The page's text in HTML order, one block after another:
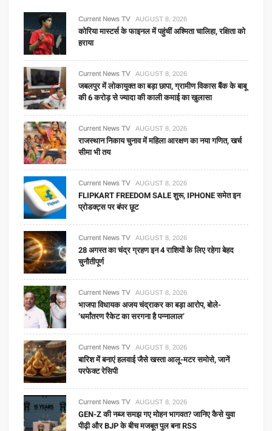
Current News TV AUGUST 8, 2026
कोरिया मास्टर्स के फाइनल में पहुंचीं अश्मिता चालिहा, रक्षिता को
हराया
Current News TV AUGUST 8, 2026
जबलपुर में लोकायुक्त का बड़ा छापा, ग्रामीण विकास बैंक के बाबू
की 6 करोड़ से ज्यादा की काली कमाई का खुलासा
Current News TV AUGUST 8, 2026
राजस्थान निकाय चुनाव में महिला आरक्षण का नया गणित, खर्च
सीमा भी तय
Current News TV AUGUST 8, 2026
FLIPKART FREEDOM SALE शुरू, IPHONE समेत इन
प्रोडक्ट्स पर बंपर छूट
Current News TV AUGUST 8, 2026
28 अगस्त का चंद्र ग्रहण इन 4 राशियों के लिए रहेगा बेहद
चुनौतीपूर्ण
Current News TV AUGUST 8, 2026
भाजपा विधायक अजय चंद्राकर का बड़ा आरोप, बोले-
‘धर्मांतरण रैकेट का सरगना है पन्नालाल’
Current News TV AUGUST 8, 2026
बारिश में बनाएं हलवाई जैसे खस्ता आलू-मटर समोसे, जानें
परफेक्ट रेसिपी
Current News TV AUGUST 8, 2026
GEN-Z की नब्ज समझ गए मोहन भागवत? जानिए कैसे युवा
पीढ़ी और BJP के बीच मजबूत पुल बना RSS